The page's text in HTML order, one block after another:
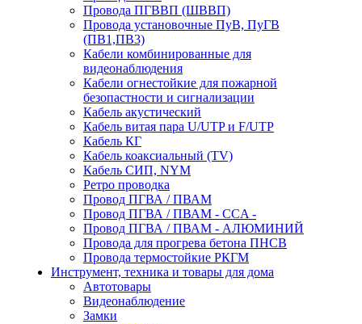
Провода ПГВВП (ШВВП)
Провода установочные ПуВ, ПуГВ
(ПВ1,ПВ3)
Кабели комбинированные для
видеонаблюдения
Кабели огнестойкие для пожарной
безопастности и сигнализации
Кабель акустический
Кабель витая пара U/UTP и F/UTP
Кабель КГ
Кабель коаксиальный (TV)
Кабель СИП, NYM
Ретро проводка
Провод ПГВА / ПВАМ
Провод ПГВА / ПВАМ - CCA -
Провод ПГВА / ПВАМ - АЛЮМИНИЙ
Провода для прогрева бетона ПНСВ
Провода термостойкие РКГМ
Инструмент, техника и товары для дома
Автотовары
Видеонаблюдение
Замки